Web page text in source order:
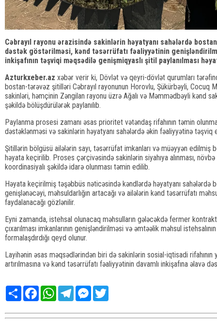
Cəbrayıl rayonu ərazisində sakinlərin həyatyanı sahələrdə
dəstək göstərilməsi, kənd təsərrüfatı fəaliyyətinin
inkişafının təşviqi məqsədilə genişmiqyaslı şitil paylanılması
Azturkxeber.az xəbər verir ki, Dövlət və qeyri-dövlət qurumları
bostan-tərəvəz şitilləri Cəbrayıl rayonunun Horovlu, Şükürbəyli, Cocuq
sakinləri, həmçinin Zəngilan rayonu üzrə Ağalı və Məmmədbəyli kənd
şəkildə bölüşdürülərək paylanılıb.
Paylanma prosesi zamanı əsas prioritet vətəndaş rifahının təmin
dəstəklənməsi və sakinlərin həyatyanı sahələrdə əkin fəaliyyətinə təşviq
Şitillərin bölgüsü ailələrin sayı, təsərrüfat imkanları və müəyyən edilmiş
həyata keçirilib. Proses çərçivəsində sakinlərin siyahıya alınması,
koordinasiyalı şəkildə idarə olunması təmin edilib.
Həyata keçirilmiş təşəbbüs nəticəsində kəndlərdə həyatyanı sahələrdə
genişlənəcəyi, məhsuldarlığın artacağı və ailələrin kənd təsərrüfatı
faydalanacağı gözlənilir.
Eyni zamanda, istehsal olunacaq məhsulların gələcəkdə fermer
çıxarılması imkanlarının genişləndirilməsi və əmtəəlik məhsul
formalaşdırdığı qeyd olunur.
Layihənin əsas məqsədlərindən biri də sakinlərin sosial-iqtisadi rifahının
artırılmasına və kənd təsərrüfatı fəaliyyətinin davamlı inkişafına əlavə
Share FacebookWhatsAppTelegramMessenger